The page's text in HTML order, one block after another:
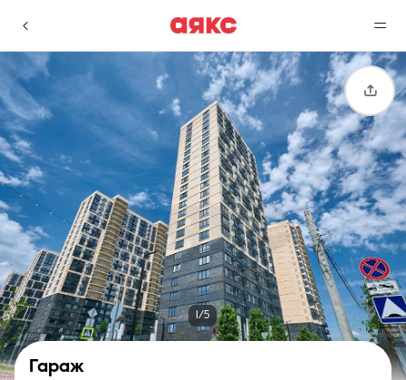
г. Краснодар
Избранное
0 объявлений
Сравнение
0 объявлений
Недвижимость Услуги
1/5
Гараж